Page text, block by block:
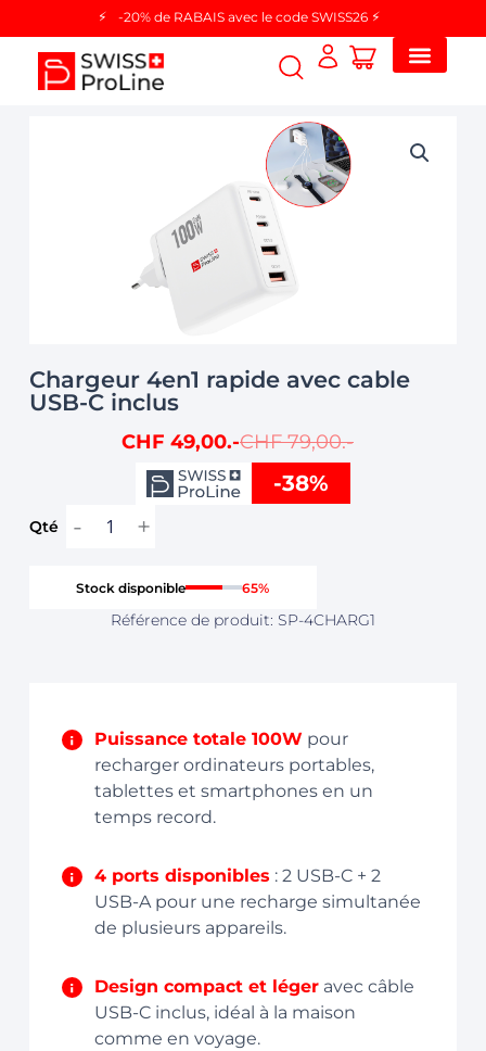
au
contenu
-20% de RABAIS avec le code SWISS26
Référence de produit: SP-4CHARG1
Chargeur 4en1 rapide avec cable
USB-C inclus
CHF79,00
Le
Prix
Initial
Était :
CHF 49,00
Le
Prix
Actuel
Est :
-38%
quantité
de
USB-
Stock disponible 65%
Puissance totale 100W pour
recharger ordinateurs portables,
tablettes et smartphones en un
temps record.
4 ports disponibles : 2 USB-C + 2
USB-A pour une recharge simultanée
de plusieurs appareils.
Design compact et légeravec câble
USB-C inclus, idéal à la maison
comme en voyage.